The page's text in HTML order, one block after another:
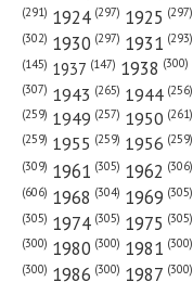
(291) 1924 (297) 1925 (297)
(302) 1930 (297) 1931 (293)
(145) 1937 (147) 1938 (300)
(307) 1943 (265) 1944 (256)
(259) 1949 (257) 1950 (261)
(259) 1955 (259) 1956 (259)
(309) 1961 (305) 1962 (306)
(606) 1968 (304) 1969 (305)
(305) 1974 (305) 1975 (305)
(300) 1980 (300) 1981 (300)
(300) 1986 (300) 1987 (300)